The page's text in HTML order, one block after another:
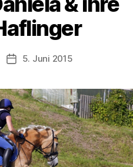
Veröffentlichungsdatum
5. Juni 2015